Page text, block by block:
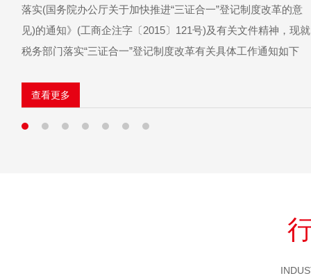
落实(国务院办公厅关于加快推进“三证合一”登记制度改革的意
见)的通知》(工商企注字〔2015〕121号)及有关文件精神，现就
税务部门落实“三证合一”登记制度改革有关具体工作通知如下
查看更多